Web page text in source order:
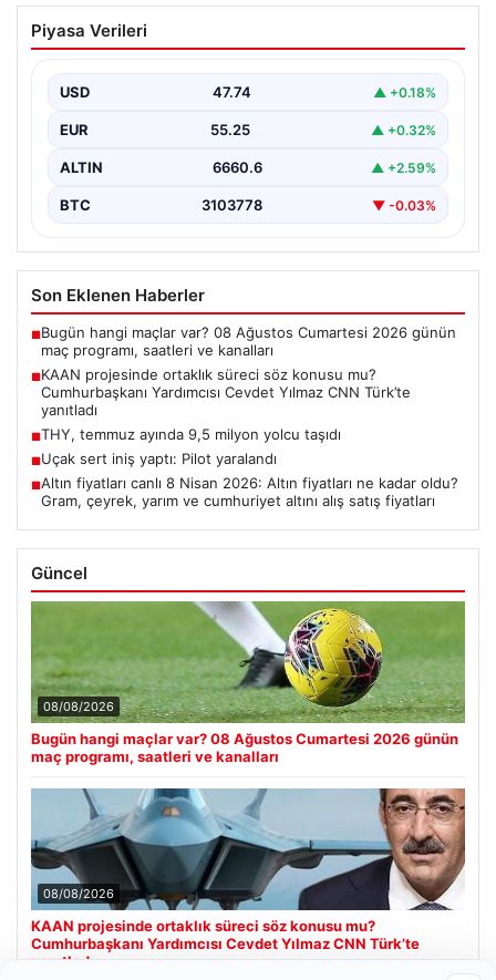
KAAN projesinde ortaklık süreci söz
konusu mu? Cumhurbaşkanı Yardımcısı
Cumhurbaşkanı Yardımcısı Cevdet Yılmaz, CNN Türk
Ortak…
Piyasa Verileri
USD 47.74 ▲ +0.18%
EUR 55.25 ▲ +0.32%
ALTIN 6660.6 ▲ +2.59%
BTC 3103778 ▼ -0.03%
Son Eklenen Haberler
■Bugün hangi maçlar var? 08 Ağustos Cumartesi 2026 günün
maç programı, saatleri ve kanalları
■KAAN projesinde ortaklık süreci söz konusu mu?
Cumhurbaşkanı Yardımcısı Cevdet Yılmaz CNN Türk’te
yanıtladı
■THY, temmuz ayında 9,5 milyon yolcu taşıdı
■Uçak sert iniş yaptı: Pilot yaralandı
■Altın fiyatları canlı 8 Nisan 2026: Altın fiyatları ne kadar oldu?
Gram, çeyrek, yarım ve cumhuriyet altını alış satış fiyatları
Güncel
08/08/2026
Bugün hangi maçlar var? 08 Ağustos Cumartesi 2026 günün
maç programı, saatleri ve kanalları
08/08/2026
KAAN projesinde ortaklık süreci söz konusu mu?
Cumhurbaşkanı Yardımcısı Cevdet Yılmaz CNN Türk’te
yanıtladı